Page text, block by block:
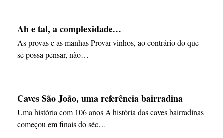
Ah e tal, a complexidade…
As provas e as manhas Provar vinhos, ao contrário do que
se possa pensar, não…
Caves São João, uma referência bairradina
Uma história com 106 anos A história das caves bairradinas
começou em finais do séc…